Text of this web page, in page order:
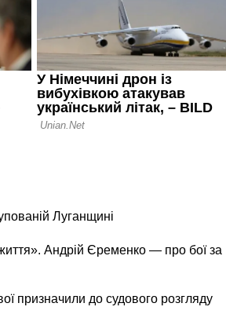
Луганщині
Андрій Єременко — про бої за
призначили до судового розгляду